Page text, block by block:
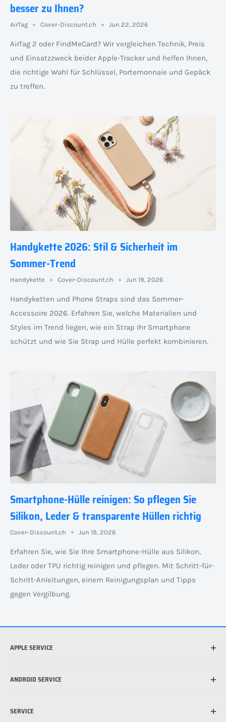
besser zu Ihnen?
AirTag Cover-Discount.ch Jun 22, 2026
AirTag 2 oder FindMeCard? Wir vergleichen Technik, Preis
und Einsatzzweck beider Apple-Tracker und helfen Ihnen,
die richtige Wahl für Schlüssel, Portemonnaie und Gepäck
zu treffen.
Handykette 2026: Stil & Sicherheit im
Sommer-Trend
Handykette Cover-Discount.ch Jun 19, 2026
Handyketten und Phone Straps sind das Sommer-
Accessoire 2026. Erfahren Sie, welche Materialien und
Styles im Trend liegen, wie ein Strap Ihr Smartphone
schützt und wie Sie Strap und Hülle perfekt kombinieren.
Smartphone-Hülle reinigen: So pflegen Sie
Silikon, Leder & transparente Hüllen richtig
Cover-Discount.ch Jun 19, 2026
Erfahren Sie, wie Sie Ihre Smartphone-Hülle aus Silikon,
Leder oder TPU richtig reinigen und pflegen. Mit Schritt-für-
Schritt-Anleitungen, einem Reinigungsplan und Tipps
gegen Vergilbung.
APPLE SERVICE
Welche iPad habe ich?
Was ist MagSafe?
ANDROID SERVICE
Schutzfolie für Handy anbringen: So funktioniert's
SERVICE